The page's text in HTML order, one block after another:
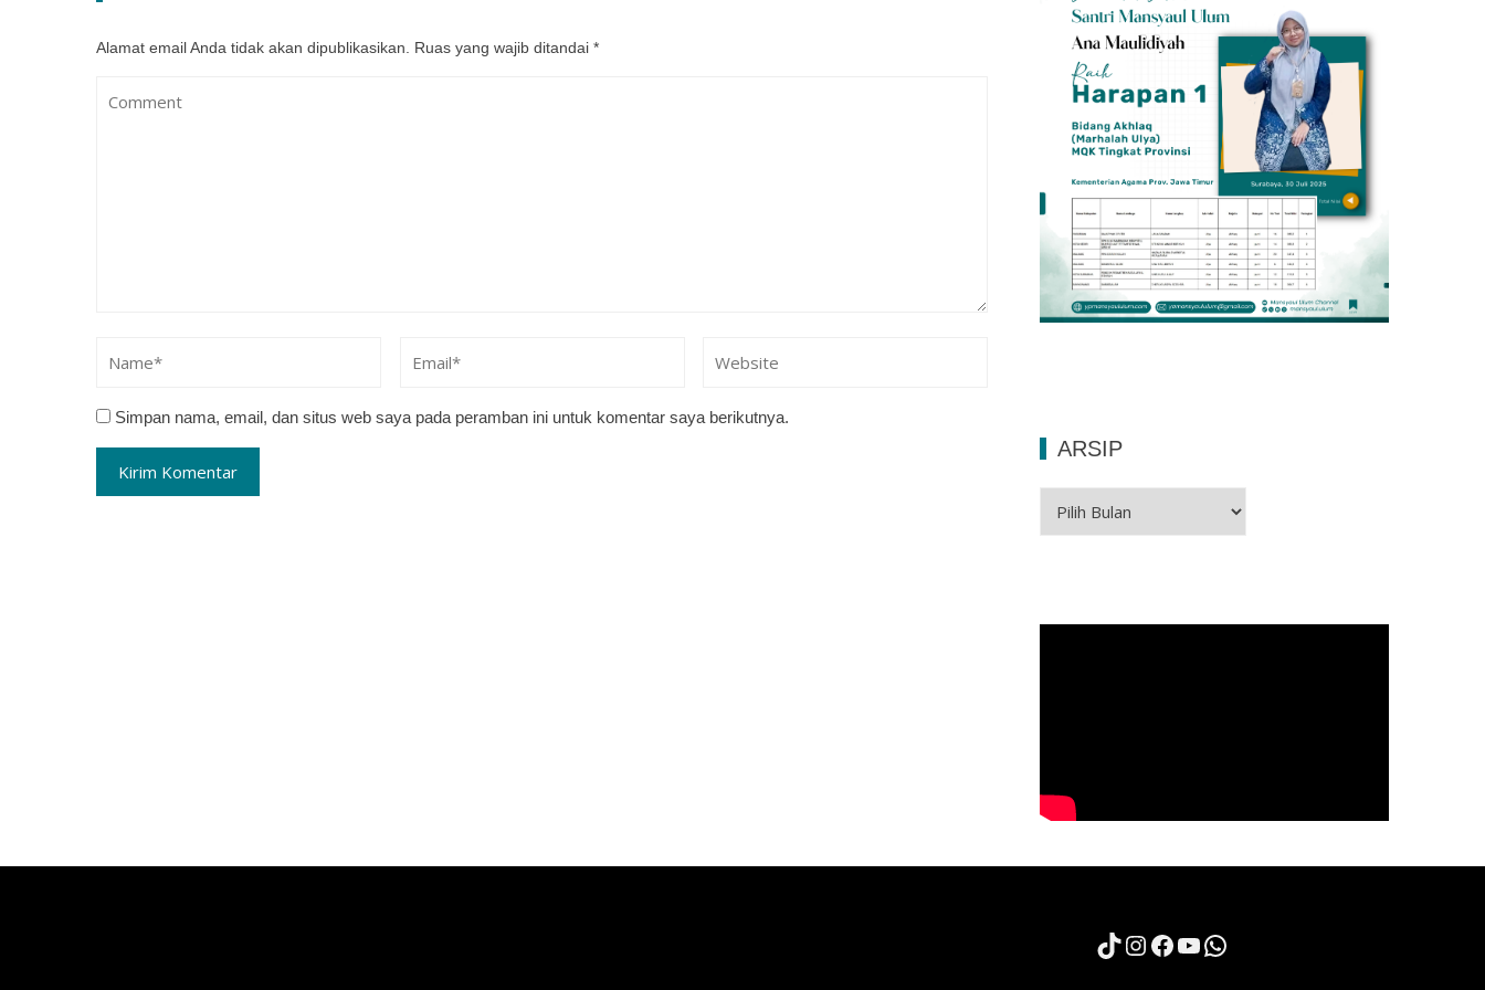
Alamat email Anda tidak akan dipublikasikan. Ruas yang wajib ditandai *
Simpan nama, email, dan situs web saya pada peramban ini untuk komentar saya berikutnya.
ARSIP
TikTok
Instagram
Facebook
YouTube
WhatsApp